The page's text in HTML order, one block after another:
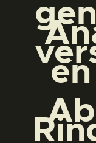
DAS